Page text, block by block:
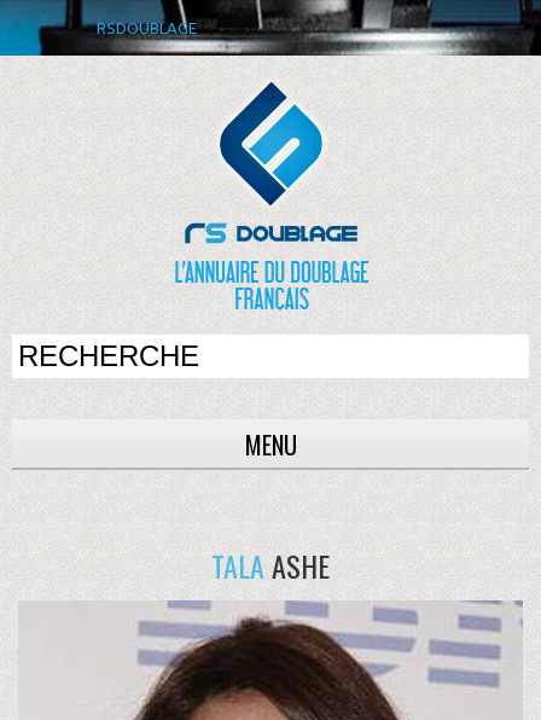
RSDOUBLAGE
MENU
TALAASHE